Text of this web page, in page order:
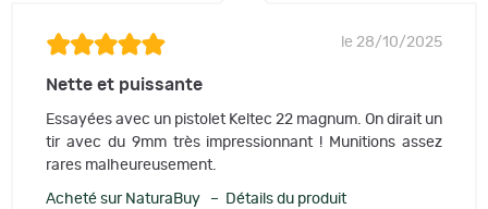
le 28/10/2025
Nette et puissante
Essayées avec un pistolet Keltec 22 magnum. On dirait un
tir avec du 9mm très impressionnant ! Munitions assez
rares malheureusement.
Acheté sur NaturaBuy – Détails du produit